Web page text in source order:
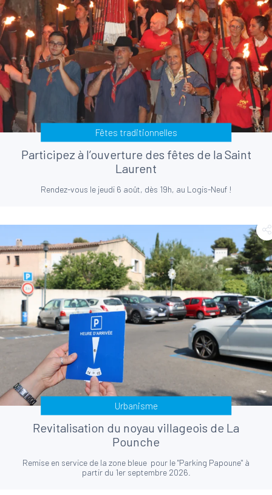
Fêtes traditionnelles
Participez à l’ouverture des fêtes de la Saint
Laurent
Rendez-vous le jeudi 6 août, dès 19h, au Logis-Neuf !
Urbanisme
Revitalisation du noyau villageois de La
Pounche
Remise en service de la zone bleue pour le "Parking Papoune" à
partir du 1er septembre 2026.